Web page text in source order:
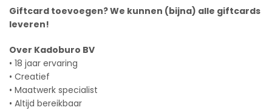
Giftcard toevoegen? We kunnen (bijna) alle giftcards
leveren!
Over Kadoburo BV
• 18 jaar ervaring
• Creatief
• Maatwerk specialist
• Altijd bereikbaar